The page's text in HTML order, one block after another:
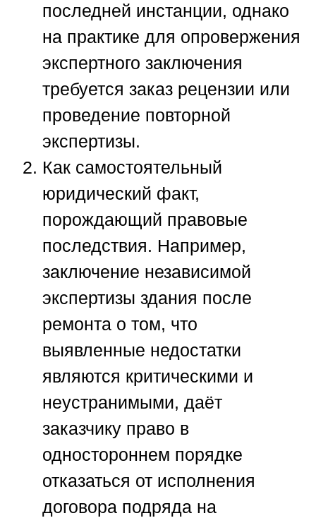
последней инстанции, однако
на практике для опровержения
экспертного заключения
требуется заказ рецензии или
проведение повторной
экспертизы.
Как самостоятельный
юридический факт,
порождающий правовые
последствия. Например,
заключение независимой
экспертизы здания после
ремонта о том, что
выявленные недостатки
являются критическими и
неустранимыми, даёт
заказчику право в
одностороннем порядке
отказаться от исполнения
договора подряда на